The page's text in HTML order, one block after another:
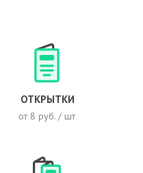
от 8 руб. / шт
ОТКРЫТКИ